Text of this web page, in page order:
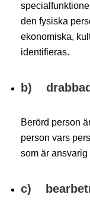
den fysiska
ekonomiska,
identifieras.
b)
Berörd person
person vars
som är
c)